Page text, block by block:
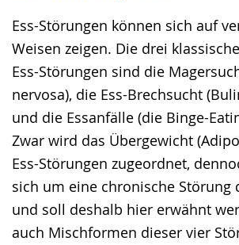
Ess-Störungen können sich auf
Weisen zeigen. Die drei
Ess-Störungen sind die
nervosa), die Ess-Brechsucht
und die Essanfälle (die Binge-
Zwar wird das Übergewicht
Ess-Störungen zugeordnet,
sich um eine chronische Störung
und soll deshalb hier erwähnt
auch Mischformen dieser vier
angezeigt.